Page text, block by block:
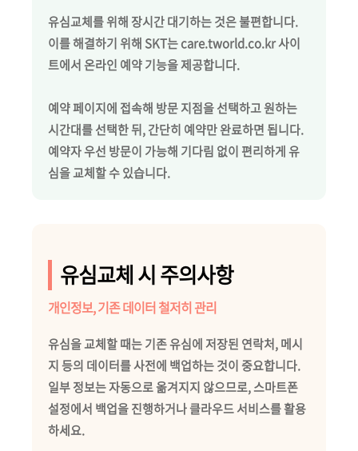
유심교체를 위해 장시간 대기하는 것은 불편합니다.
이를 해결하기 위해 SKT는 care.tworld.co.kr 사이
트에서 온라인 예약 기능을 제공합니다.
예약 페이지에 접속해 방문 지점을 선택하고 원하는
시간대를 선택한 뒤, 간단히 예약만 완료하면 됩니다.
예약자 우선 방문이 가능해 기다림 없이 편리하게 유
심을 교체할 수 있습니다.
유심교체 시 주의사항
개인정보, 기존 데이터 철저히 관리
유심을 교체할 때는 기존 유심에 저장된 연락처, 메시
지 등의 데이터를 사전에 백업하는 것이 중요합니다.
일부 정보는 자동으로 옮겨지지 않으므로, 스마트폰
설정에서 백업을 진행하거나 클라우드 서비스를 활용
하세요.